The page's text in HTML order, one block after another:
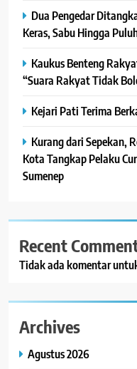
Dua Pengedar
Keras, Sabu Hingga
Kaukus Benteng
“Suara Rakyat Tidak
Kejari Pati Terima
Kurang dari Sepekan,
Kota Tangkap Pelaku
Sumenep
Recent
Tidak ada komentar
Archives
Agustus 2026